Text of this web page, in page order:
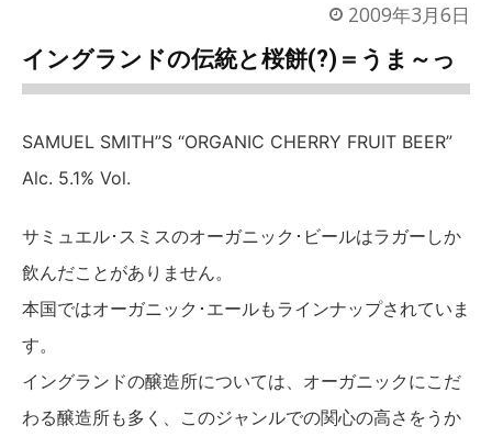
2009年3月6日
イングランドの伝統と桜餅(?)＝うま～っ
SAMUEL SMITH”S “ORGANIC CHERRY FRUIT BEER”
Alc. 5.1% Vol.
サミュエル･スミスのオーガニック･ビールはラガーしか
飲んだことがありません。
本国ではオーガニック･エールもラインナップされていま
す。
イングランドの醸造所については、オーガニックにこだ
わる醸造所も多く、このジャンルでの関心の高さをうか